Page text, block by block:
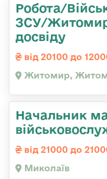
Робота/
ЗСУ/Житомир
досвіду
від 20100 до
Житомир,
Начальник
від 21000 до
Миколаїв